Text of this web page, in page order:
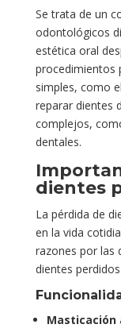
Se trata de un
odontológicos
estética oral
procedimientos
simples, como
reparar dientes
complejos,
dentales.
dientes
La pérdida de
en la vida
razones por las
dientes
Masticación